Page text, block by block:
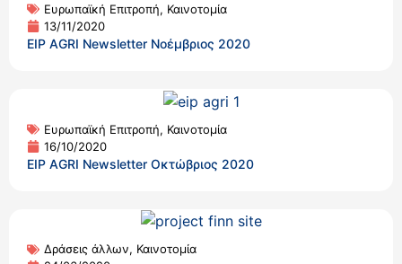
Ευρωπαϊκή Επιτροπή, Καινοτομία
13/11/2020
EIP AGRI Newsletter Νοέμβριος 2020
Ευρωπαϊκή Επιτροπή, Καινοτομία
16/10/2020
EIP AGRI Newsletter Οκτώβριος 2020
Δράσεις άλλων, Καινοτομία